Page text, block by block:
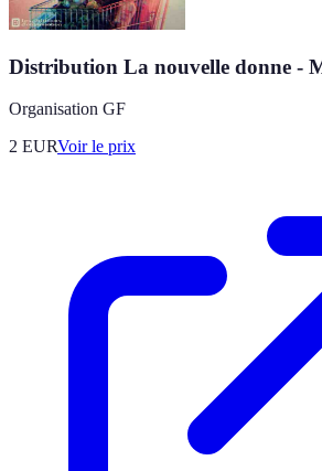
Distribution La nouvelle donne -
Organisation GF
2 EURVoir le prix